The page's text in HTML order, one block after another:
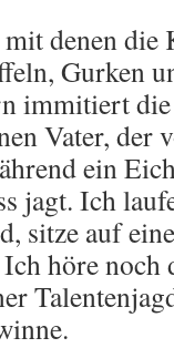
denen
Gurken
immitiert
Vater, der
ein
jagt. Ich
sitze auf
höre noch